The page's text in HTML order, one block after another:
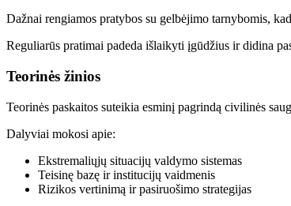
Dažnai rengiamos pratybos su gelbėjimo tarnybomis,
Reguliarūs pratimai padeda išlaikyti įgūdžius ir didina
Teorinės žinios
Teorinės paskaitos suteikia esminį pagrindą civilinės
Dalyviai mokosi apie:
Ekstremaliųjų situacijų valdymo sistemas
Teisinę bazę ir institucijų vaidmenis
Rizikos vertinimą ir pasiruošimo strategijas